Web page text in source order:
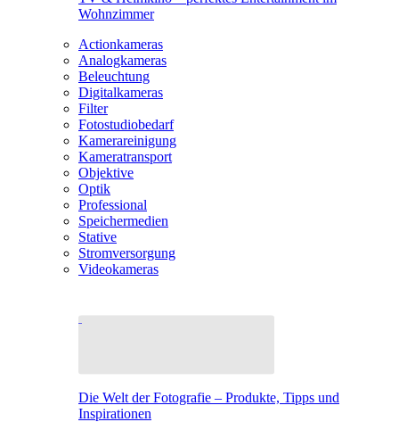
Wohnzimmer
Actionkameras
Analogkameras
Beleuchtung
Digitalkameras
Filter
Fotostudiobedarf
Kamerareinigung
Kameratransport
Objektive
Optik
Professional
Speichermedien
Stative
Stromversorgung
Videokameras
Die Welt der Fotografie – Produkte, Tipps und
Inspirationen